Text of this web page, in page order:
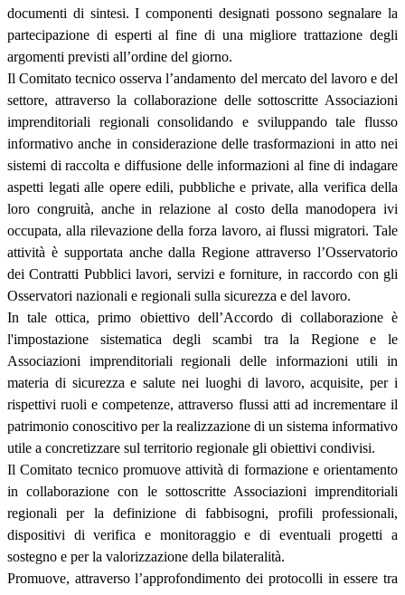
documenti di sintesi. I componenti designati possono segnalare la
partecipazione di esperti al fine di una migliore trattazione degli
argomenti previsti all’ordine del giorno.
Il Comitato tecnico osserva l’andamento del mercato del lavoro e del
settore, attraverso la collaborazione delle sottoscritte Associazioni
imprenditoriali regionali consolidando e sviluppando tale flusso
informativo anche in considerazione delle trasformazioni in atto nei
sistemi di raccolta e diffusione delle informazioni al fine di indagare
aspetti legati alle opere edili, pubbliche e private, alla verifica della
loro congruità, anche in relazione al costo della manodopera ivi
occupata, alla rilevazione della forza lavoro, ai flussi migratori. Tale
attività è supportata anche dalla Regione attraverso l’Osservatorio
dei Contratti Pubblici lavori, servizi e forniture, in raccordo con gli
Osservatori nazionali e regionali sulla sicurezza e del lavoro.
In tale ottica, primo obiettivo dell’Accordo di collaborazione è
l'impostazione sistematica degli scambi tra la Regione e le
Associazioni imprenditoriali regionali delle informazioni utili in
materia di sicurezza e salute nei luoghi di lavoro, acquisite, per i
rispettivi ruoli e competenze, attraverso flussi atti ad incrementare il
patrimonio conoscitivo per la realizzazione di un sistema informativo
utile a concretizzare sul territorio regionale gli obiettivi condivisi.
Il Comitato tecnico promuove attività di formazione e orientamento
in collaborazione con le sottoscritte Associazioni imprenditoriali
regionali per la definizione di fabbisogni, profili professionali,
dispositivi di verifica e monitoraggio e di eventuali progetti a
sostegno e per la valorizzazione della bilateralità.
Promuove, attraverso l’approfondimento dei protocolli in essere tra